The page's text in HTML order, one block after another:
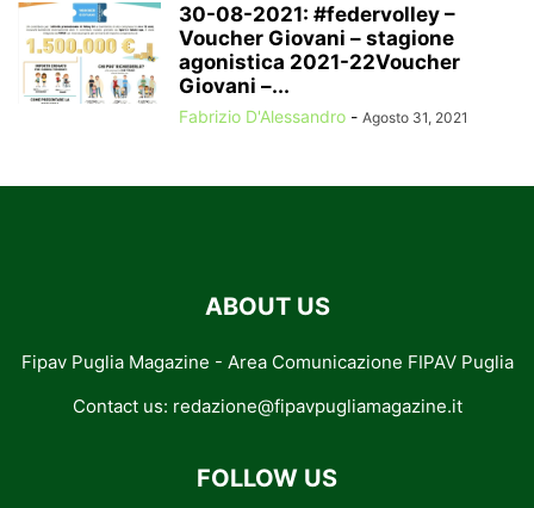
30-08-2021: #federvolley –
Voucher Giovani – stagione
agonistica 2021-22Voucher
Giovani –...
Fabrizio D'Alessandro - Agosto 31, 2021
ABOUT US
Fipav Puglia Magazine - Area Comunicazione FIPAV Puglia
Contact us: redazione@fipavpugliamagazine.it
FOLLOW US